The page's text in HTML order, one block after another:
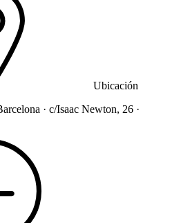
Ubicación
· c/Isaac Newton, 26 ·